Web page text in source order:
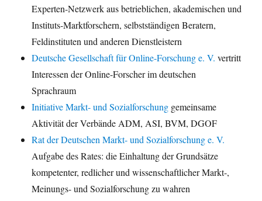
Experten-Netzwerk aus betrieblichen, akademischen und
Instituts-Marktforschern, selbstständigen Beratern,
Feldinstituten und anderen Dienstleistern
Deutsche Gesellschaft für Online-Forschung e. V. vertritt
Interessen der Online-Forscher im deutschen
Sprachraum
Initiative Markt- und Sozialforschung gemeinsame
Aktivität der Verbände ADM, ASI, BVM, DGOF
Rat der Deutschen Markt- und Sozialforschung e. V.
Aufgabe des Rates: die Einhaltung der Grundsätze
kompetenter, redlicher und wissenschaftlicher Markt-,
Meinungs- und Sozialforschung zu wahren